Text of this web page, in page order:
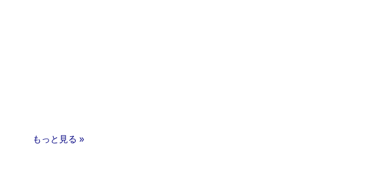
もっと見る »